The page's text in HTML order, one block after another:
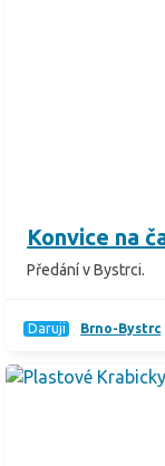
Konvice na
Předání v Bystrci.
Daruji Brno-Bystrc